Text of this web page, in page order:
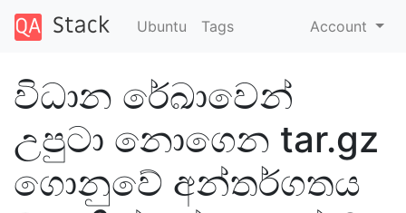
Ubuntu Tags Account
විධාන රේඛාවෙන්
උපුටා නොගෙන tar.gz
ගොනුවේ අන්තර්ගතය